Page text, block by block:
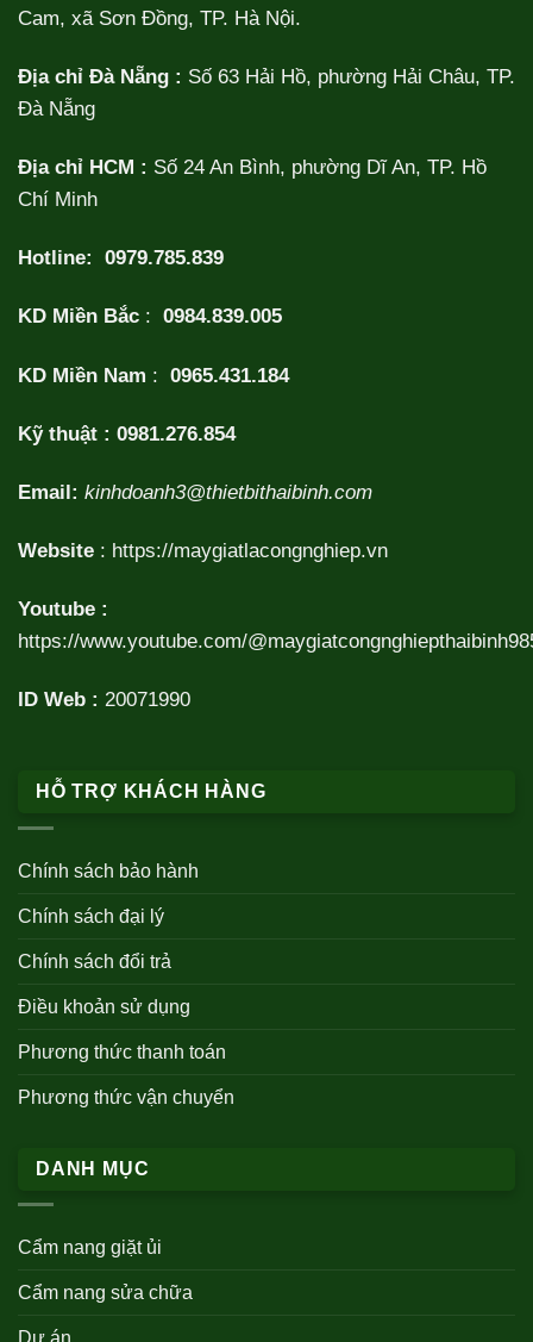
Cam, xã Sơn Đồng, TP. Hà Nội.
Địa chỉ Đà Nẵng : Số 63 Hải Hồ, phường Hải Châu, TP.
Đà Nẵng
Địa chỉ HCM : Số 24 An Bình, phường Dĩ An, TP. Hồ
Chí Minh
Hotline: 0979.785.839
KD Miền Bắc : 0984.839.005
KD Miền Nam : 0965.431.184
Kỹ thuật : 0981.276.854
Email: kinhdoanh3@thietbithaibinh.com
Website : https://maygiatlacongnghiep.vn
Youtube :
https://www.youtube.com/
ID Web : 20071990
HỖ TRỢ KHÁCH HÀNG
Chính sách bảo hành
Chính sách đại lý
Chính sách đổi trả
Điều khoản sử dụng
Phương thức thanh toán
Phương thức vận chuyển
DANH MỤC
Cẩm nang giặt ủi
Cẩm nang sửa chữa